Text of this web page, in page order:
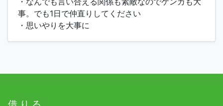
事。でも1日で仲直りしてください
・思いやりを大事に